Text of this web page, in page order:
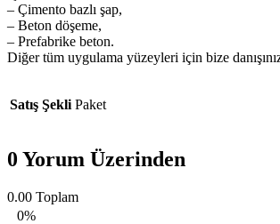
– Çimento bazlı şap,
– Beton döşeme,
– Prefabrike beton.
Diğer tüm uygulama yüzeyleri için bize
Satış Şekli Paket
0 Yorum Üzerinden
0.00 Toplam
0%